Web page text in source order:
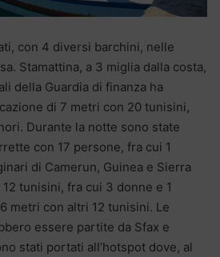
con 4 diversi barchini, nelle
Stamattina, a 3 miglia dalla costa,
della Guardia di finanza ha
di 7 metri con 20 tunisini,
Durante la notte sono state
con 17 persone, fra cui 1
di Camerun, Guinea e Sierra
tunisini, fra cui 3 donne e 1
metri con altri 12 tunisini. Le
essere partite da Sfax e
stati portati all’hotspot dove, al